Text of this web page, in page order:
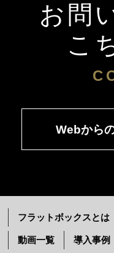
お問
こ
Webから
フラットボックスとは
動画一覧 導入事例